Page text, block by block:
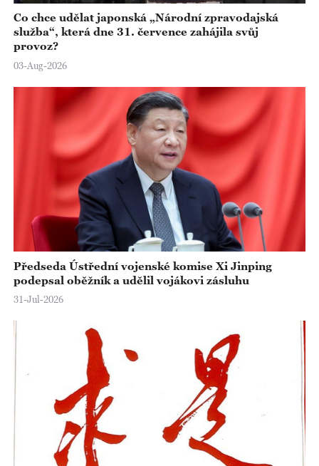
e
o
Co chce udělat japonská „Národní zpravodajská
služba“, která dne 31. července zahájila svůj
provoz?
03-Aug-2026
Předseda Ústřední vojenské komise Xi Jinping
podepsal oběžník a udělil vojákovi zásluhu
31-Jul-2026